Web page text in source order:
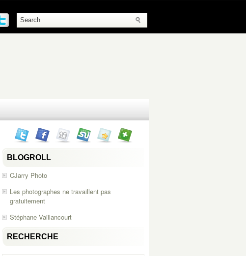
BLOGROLL
CJarry Photo
Les photographes ne travaillent pas
gratuitement
Stéphane Vaillancourt
RECHERCHE